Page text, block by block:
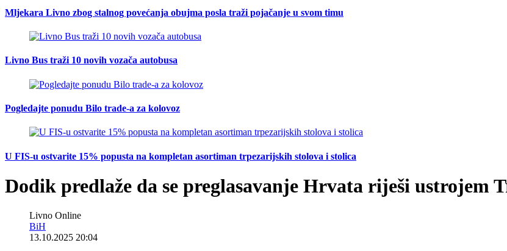
Mljekara Livno zbog stalnog povećanja obujma posla traži pojačanje u svom timu
Livno Bus traži 10 novih vozača autobusa
Pogledajte ponudu Bilo trade-a za kolovoz
U FIS-u ostvarite 15% popusta na kompletan asortiman trpezarijskih stolova i stolica
Dodik predlaže da se preglasavanje Hrvata riješi ustrojem
Livno Online
BiH
13.10.2025 20:04